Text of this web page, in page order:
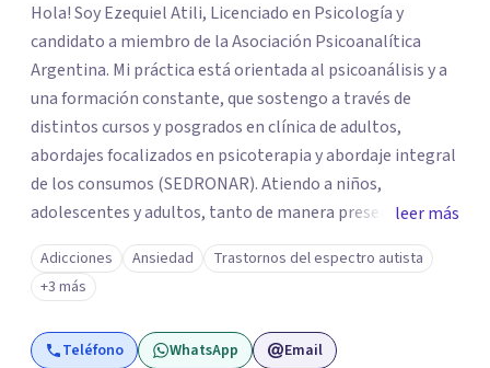
Hola! Soy Ezequiel Atili, Licenciado en Psicología y
candidato a miembro de la Asociación Psicoanalítica
Argentina. Mi práctica está orientada al psicoanálisis y a
una formación constante, que sostengo a través de
distintos cursos y posgrados en clínica de adultos,
abordajes focalizados en psicoterapia y abordaje integral
de los consumos (SEDRONAR). Atiendo a niños,
adolescentes y adultos, tanto de manera presencial
como online. Trabajo con distintas problemáticas como
depresión, ataques de pánico, adicciones, trastornos
alimentarios, trastornos del espectro autista (TEA) y
otras situaciones que generan malestar. Entiendo que
cada persona llega con una historia única, por eso el
leer más
Adicciones Ansiedad
Trastornos del espectro autista
+3 más
Teléfono WhatsApp Email